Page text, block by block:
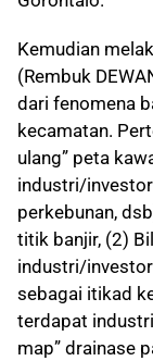
Kemudian
(Rembuk
dari fenomena
kecamatan.
ulang” peta
industri/
perkebunan,
titik banjir, (2)
industri/
sebagai itikad
terdapat
map” drainase